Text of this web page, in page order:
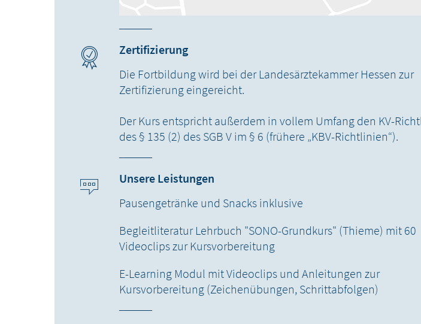
Zertifizierung
Die Fortbildung wird bei der Landesärztekammer Hessen zur
Zertifizierung eingereicht.
Der Kurs entspricht außerdem in vollem Umfang den KV-
des § 135 (2) des SGB V im § 6 (frühere „KBV-Richtlinien“).
Unsere Leistungen
Pausengetränke und Snacks inklusive
Begleitliteratur Lehrbuch "SONO-Grundkurs" (Thieme) mit 60
Videoclips zur Kursvorbereitung
E-Learning Modul mit Videoclips und Anleitungen zur
Kursvorbereitung (Zeichenübungen, Schrittabfolgen)